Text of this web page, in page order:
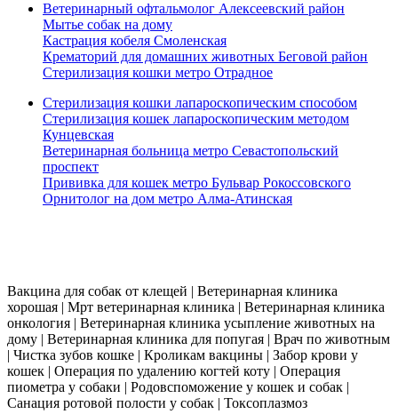
Ветеринарный офтальмолог Алексеевский район
Мытье собак на дому
Кастрация кобеля Смоленская
Крематорий для домашних животных Беговой район
Стерилизация кошки метро Отрадное
Стерилизация кошки лапароскопическим способом
Стерилизация кошек лапароскопическим методом
Кунцевская
Ветеринарная больница метро Севастопольский
проспект
Прививка для кошек метро Бульвар Рокоссовского
Орнитолог на дом метро Алма-Атинская
Вакцина для собак от клещей | Ветеринарная клиника
хорошая | Мрт ветеринарная клиника | Ветеринарная клиника
онкология | Ветеринарная клиника усыпление животных на
дому | Ветеринарная клиника для попугая | Врач по животным
| Чистка зубов кошке | Кроликам вакцины | Забор крови у
кошек | Операция по удалению когтей коту | Операция
пиометра у собаки | Родовспоможение у кошек и собак |
Санация ротовой полости у собак | Токсоплазмоз